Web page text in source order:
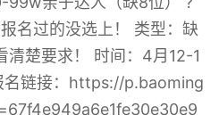
名过的没选上！ 类型：缺
清楚要求！ 时间：4月12-1
链接：https://p.baoming